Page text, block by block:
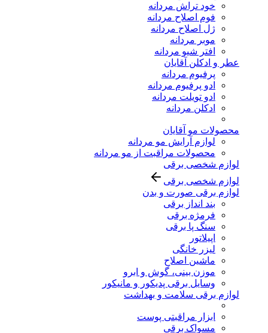
خود تراش مردانه
فوم اصلاح مردانه
ژل اصلاح مردانه
موبر مردانه
افتر شیو مردانه
عطر و ادکلن آقایان
پرفیوم مردانه
ادو پرفیوم مردانه
ادو تویلت مردانه
ادکلن مردانه
محصولات مو آقایان
لوازم آرایش مو مردانه
محصولات مراقبت از مو مردانه
لوازم شخصی برقی
لوازم شخصی برقی
لوازم برقی صورت و بدن
بند انداز برقی
فرمژه برقی
سنگ پا برقی
اپیلاتور
لیزر خانگی
ماشین اصلاح
موزن بینی، گوش و ابرو
وسایل برقی پدیکور و مانیکور
لوازم برقی سلامت و بهداشت
ابزار مراقبتی پوست
مسواک برقی